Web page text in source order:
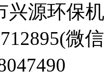
兴源环保
微